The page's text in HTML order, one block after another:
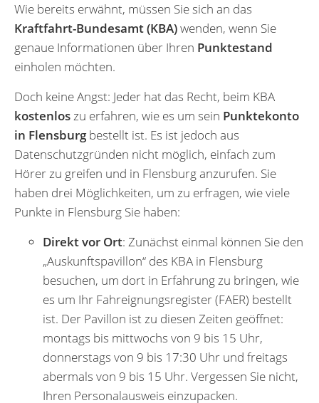
Wie bereits erwähnt, müssen Sie sich an das
Kraftfahrt-Bundesamt (KBA)wenden, wenn Sie
genaue Informationen über Ihren Punktestand
einholen möchten.
Doch keine Angst: Jeder hat das Recht, beim KBA
kostenloszu erfahren, wie es um sein Punktekonto
in Flensburgbestellt ist. Es ist jedoch aus
Datenschutzgründen nicht möglich, einfach zum
Hörer zu greifen und in Flensburg anzurufen. Sie
haben drei Möglichkeiten, um zu erfragen, wie viele
Punkte in Flensburg Sie haben:
Direkt vor Ort: Zunächst einmal können Sie den
„Auskunftspavillon“ des KBA in Flensburg
besuchen, um dort in Erfahrung zu bringen, wie
es um Ihr Fahreignungsregister (FAER) bestellt
ist. Der Pavillon ist zu diesen Zeiten geöffnet:
montags bis mittwochs von 9 bis 15 Uhr,
donnerstags von 9 bis 17:30 Uhr und freitags
abermals von 9 bis 15 Uhr. Vergessen Sie nicht,
Ihren Personalausweis einzupacken.